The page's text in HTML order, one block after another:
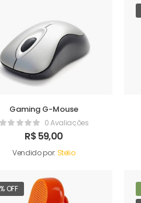
Gaming G-Mouse
0 Avaliações
R$59,00
Vendido por: Stelio
OFF